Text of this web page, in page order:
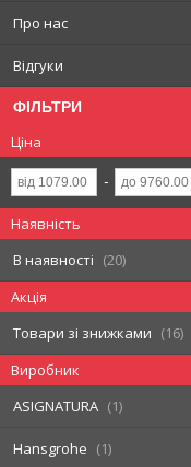
Про нас
Відгуки
ФІЛЬТРИ
Ціна
Наявність
В наявності
20
Акція
Товари зі знижками
16
Виробник
ASIGNATURA
1
Hansgrohe 1